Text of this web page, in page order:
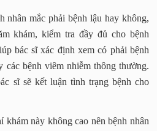
nhân mắc phải bệnh lậu hay không,
khám, kiểm tra đầy đủ cho bệnh
bác sĩ xác định xem có phải bệnh
các bệnh viêm nhiễm thông thường.
sĩ sẽ kết luận tình trạng bệnh cho
khám này không cao nên bệnh nhân